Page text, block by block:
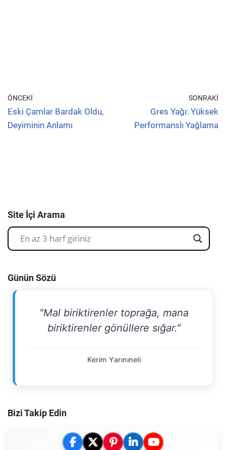
ÖNCEKI
Eski Çamlar Bardak Oldu,
Deyiminin Anlamı
SONRAKI
Gres Yağı: Yüksek
Performanslı Yağlama
Site İçi Arama
Günün Sözü
"Mal biriktirenler toprağa, mana
biriktirenler gönüllere sığar."
Kerim Yarınıneli
Bizi Takip Edin